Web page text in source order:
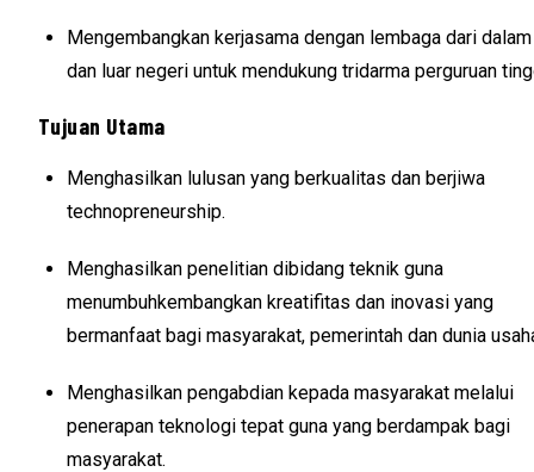
Mengembangkan kerjasama dengan lembaga dari dalam
dan luar negeri untuk mendukung tridarma perguruan
Tujuan Utama
Menghasilkan lulusan yang berkualitas dan berjiwa
technopreneurship.
Menghasilkan penelitian dibidang teknik guna
menumbuhkembangkan kreatifitas dan inovasi yang
bermanfaat bagi masyarakat, pemerintah dan dunia
Menghasilkan pengabdian kepada masyarakat melalui
penerapan teknologi tepat guna yang berdampak bagi
masyarakat.